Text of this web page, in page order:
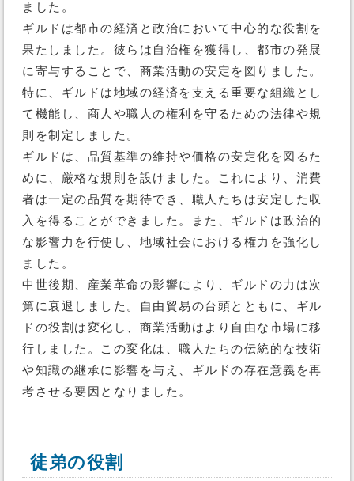
ました。
ギルドは都市の経済と政治において中心的な役割を
果たしました。彼らは自治権を獲得し、都市の発展
に寄与することで、商業活動の安定を図りました。
特に、ギルドは地域の経済を支える重要な組織とし
て機能し、商人や職人の権利を守るための法律や規
則を制定しました。
ギルドは、品質基準の維持や価格の安定化を図るた
めに、厳格な規則を設けました。これにより、消費
者は一定の品質を期待でき、職人たちは安定した収
入を得ることができました。また、ギルドは政治的
な影響力を行使し、地域社会における権力を強化し
ました。
中世後期、産業革命の影響により、ギルドの力は次
第に衰退しました。自由貿易の台頭とともに、ギル
ドの役割は変化し、商業活動はより自由な市場に移
行しました。この変化は、職人たちの伝統的な技術
や知識の継承に影響を与え、ギルドの存在意義を再
考させる要因となりました。
徒弟の役割